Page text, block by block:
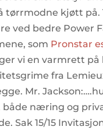
kjøtt på.
ved bedre Power
som Pronstar
vi en varmrett
fra
Mr.
både næring og
Sak 15/15